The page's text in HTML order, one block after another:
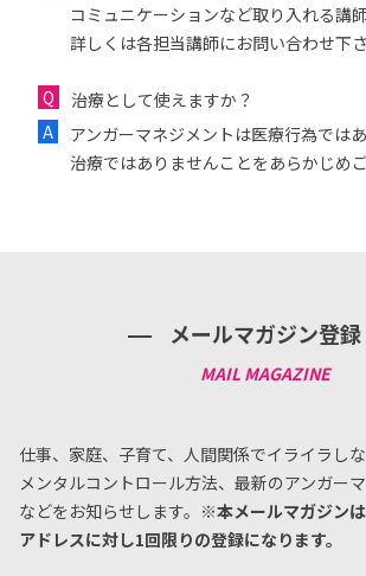
コミュニケーションなど取り入れる講
詳しくは各担当講師にお問い合わせ下さ
治療として使えますか？
アンガーマネジメントは医療行為ではあ
治療ではありませんことをあらかじめ
メールマガジン登録
仕事、家庭、子育て、人間関係でイライラしな
メンタルコントロール方法、 最新のアンガー
などをお知らせします。 ※本メールマガジン
アドレスに対し1回限りの登録になります。